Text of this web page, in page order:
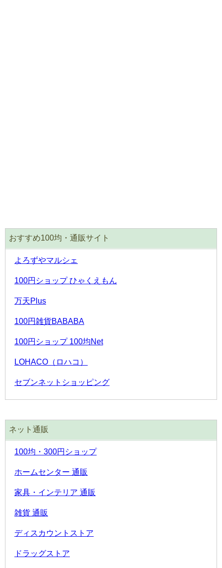
おすすめ100均・通販サイト
よろずやマルシェ
100円ショップ ひゃくえもん
万天Plus
100円雑貨BABABA
100円ショップ 100均Net
LOHACO（ロハコ）
セブンネットショッピング
ネット通販
100均・300円ショップ
ホームセンター 通販
家具・インテリア 通販
雑貨 通販
ディスカウントストア
ドラッグストア